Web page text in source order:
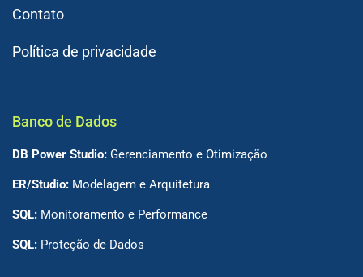
Contato
Política de privacidade
Banco de Dados
DB Power Studio: Gerenciamento e Otimização
ER/Studio: Modelagem e Arquitetura
SQL: Monitoramento e Performance
SQL: Proteção de Dados